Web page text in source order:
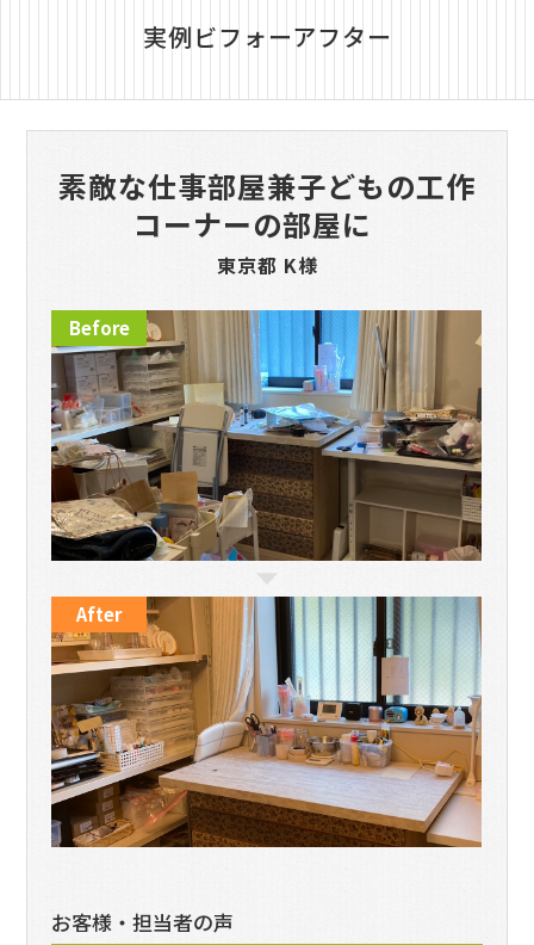
実例ビフォーアフター
素敵な仕事部屋兼子どもの工作
コーナーの部屋に
東京都 K様
Before
After
お客様・担当者の声